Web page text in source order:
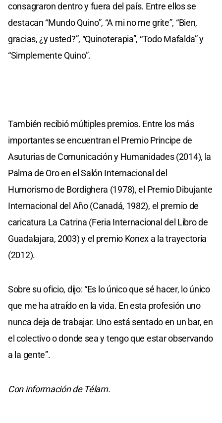
consagraron dentro y fuera del país. Entre ellos se
destacan “Mundo Quino”, “A mi no me grite”, “Bien,
gracias, ¿y usted?”, “Quinoterapia”, “Todo Mafalda” y
“Simplemente Quino”.
También recibió múltiples premios. Entre los más
importantes se encuentran el Premio Principe de
Asuturias de Comunicación y Humanidades (2014), la
Palma de Oro en el Salón Internacional del
Humorismo de Bordighera (1978), el Premio Dibujante
Internacional del Año (Canadá, 1982), el premio de
caricatura La Catrina (Feria Internacional del Libro de
Guadalajara, 2003) y el premio Konex a la trayectoria
(2012).
Sobre su oficio, dijo: “Es lo único que sé hacer, lo único
que me ha atraído en la vida. En esta profesión uno
nunca deja de trabajar. Uno está sentado en un bar, en
el colectivo o donde sea y tengo que estar observando
a la gente”.
Con información de Télam.